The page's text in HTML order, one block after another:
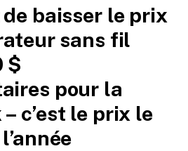
baisser le prix
sans fil
$
pour la
c’est le prix le